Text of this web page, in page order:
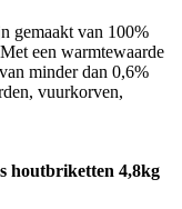
gemaakt van 100%
een warmtewaarde
minder dan 0,6%
vuurkorven,
houtbriketten 4,8kg